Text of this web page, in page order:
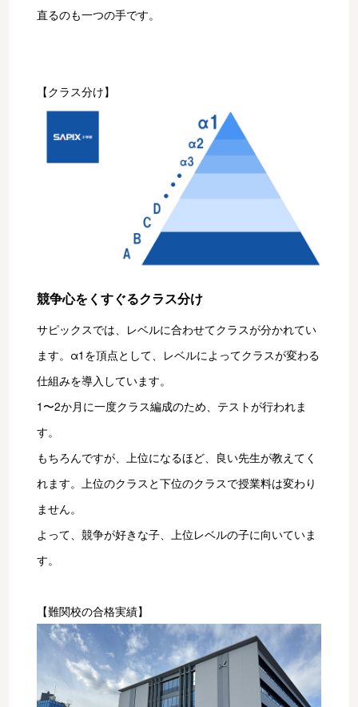
直るのも一つの手です。
【クラス分け】
競争心をくすぐるクラス分け
サピックスでは、レベルに合わせてクラスが分かれてい
ます。α1を頂点として、レベルによってクラスが変わる
仕組みを導入しています。
1〜2か月に一度クラス編成のため、テストが行われま
す。
もちろんですが、上位になるほど、良い先生が教えてく
れます。上位のクラスと下位のクラスで授業料は変わり
ません。
よって、競争が好きな子、上位レベルの子に向いていま
す。
【難関校の合格実績】